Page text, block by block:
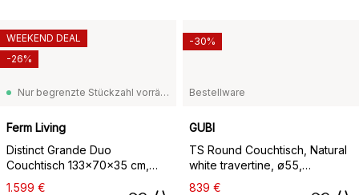
Nur begrenzte Stückzahl vorrätig
Ferm Living
Distinct Grande Duo
Couchtisch 133x70x35 cm,
Travertine
1.599 €
WEEKEND DEAL
-26%
Bestellware
GUBI
TS Round Couchtisch, Natural
white travertine, ø55,
schwarzes Gestell
839 €
-30%